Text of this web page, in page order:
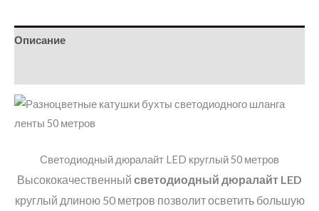
Описание
Светодиодный дюралайт LED круглый 50 метров
Высококачественный светодиодный дюралайт LED
круглый длиною 50 метров позволит осветить большую